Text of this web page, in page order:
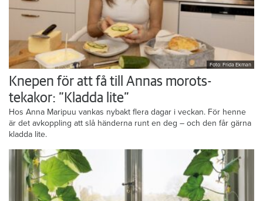
Foto: Frida Ekman
Knepen för att få till Annas morots-
tekakor: ”Kladda lite”
Hos Anna Maripuu vankas nybakt flera dagar i veckan. För henne
är det avkoppling att slå händerna runt en deg – och den får gärna
kladda lite.